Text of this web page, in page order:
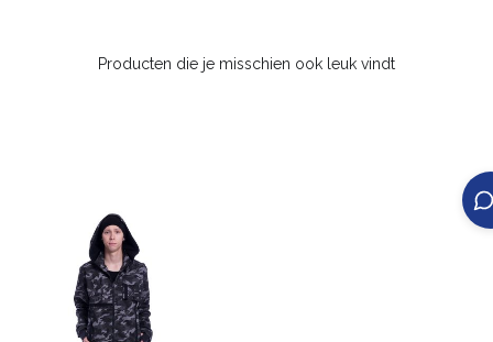
Producten die je misschien ook leuk vindt